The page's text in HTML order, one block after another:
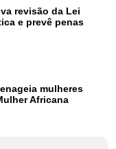
revisão da Lei
e prevê penas
mulheres
Africana